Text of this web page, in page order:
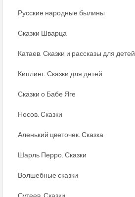
Русские народные былины
Сказки Шварца
Катаев. Сказки и рассказы для детей
Киплинг. Сказки для детей
Сказки о Бабе Яге
Носов. Сказки
Аленький цветочек. Сказка
Шарль Перро. Сказки
Волшебные сказки